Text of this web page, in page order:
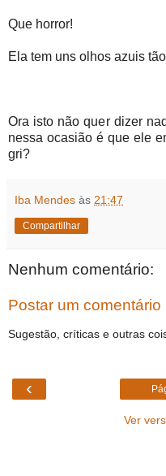
Que horror!
Ela tem uns olhos azuis
Ora isto não quer dizer
nessa ocasião é que ele
gri?
Iba Mendes às 21:47
Compartilhar
Nenhum comentário:
Postar um comentário
Sugestão, críticas e outras
‹
Ver